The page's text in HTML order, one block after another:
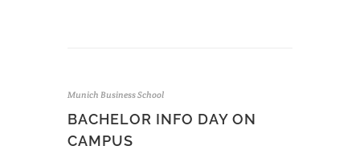
Munich Business School
BACHELOR INFO DAY ON
CAMPUS